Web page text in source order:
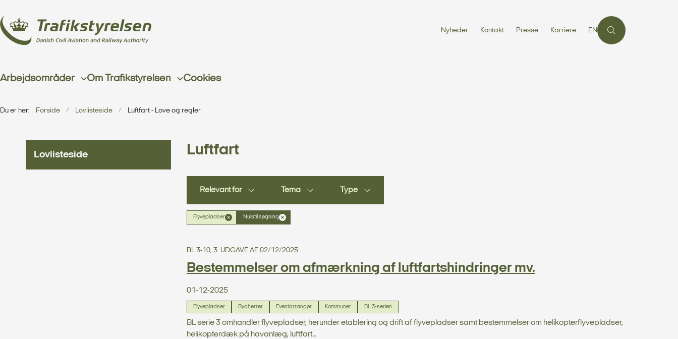
Nyheder Kontakt Presse Karriere EN
Arbejdsområder Om Trafikstyrelsen Cookies
Du er her: Forside Lovlisteside Luftfart - Love og regler
Lovlisteside Luftfart
Relevant for Tema Type
Flyvepladser Nulstil søgning
BL 3-10, 3. UDGAVE AF 02/12/2025
Bestemmelser om afmærkning af luftfartshindringer mv.
01-12-2025
Flyvepladser Bygherrer Eventarrangør Kommuner BL 3-serien
BL serie 3 omhandler flyvepladser, herunder etablering og drift af flyvepladser samt bestemmelser om helikopterflyvepladser,
helikopterdæk på havanlæg, luftfart...